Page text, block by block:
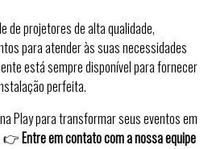
de projetores de alta qualidade,
para atender às suas necessidades
está sempre disponível para fornecer
perfeita.
Play para transformar seus eventos em
👉 Entre em contato com a nossa equipe